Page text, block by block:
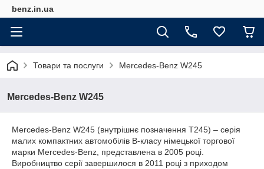
benz.in.ua
Товари та послуги Mercedes-Benz W245
Mercedes-Benz W245
Mercedes-Benz W245 (внутрішнє позначення T245) – серія
малих компактних автомобілів B-класу німецької торгової
марки Mercedes-Benz, представлена в 2005 році.
Виробництво серії завершилося в 2011 році з приходом